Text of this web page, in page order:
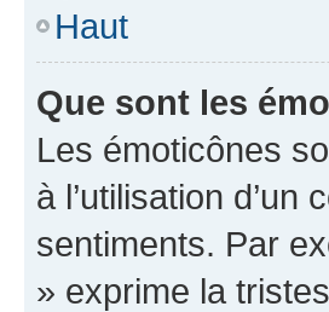
Haut
Que sont les
Les émoticônes
à l’utilisation
sentiments. Par
» exprime la